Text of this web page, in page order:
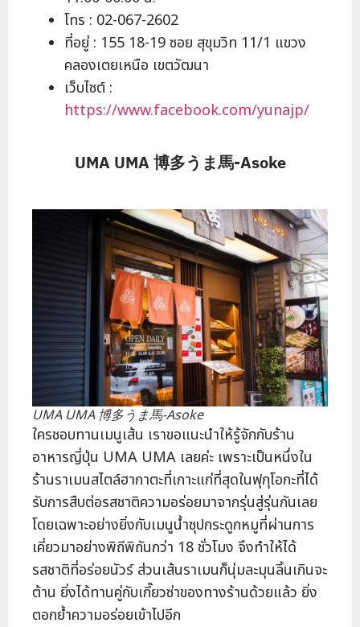
โทร : 02-067-2602
ที่อยู่ : 155 18-19 ซอย สุขุมวิท 11/1 แขวง
คลองเตยเหนือ เขตวัฒนา
เว็บไซต์ :
https://www.facebook.com/yunajp/
UMA UMA 博多うま馬-Asoke
UMA UMA 博多うま馬-Asoke
ใครชอบทานเมนูเส้น เราขอแนะนำให้รู้จักกับร้าน
อาหารญี่ปุ่น UMA UMA เลยค่ะ เพราะเป็นหนึ่งใน
ร้านราเมนสไตล์ฮากาตะที่เกาะแก่ที่สุดในฟุกุโอกะที่ได้
รับการสืบต่อรสชาติความอร่อยมาจากรุ่นสู่รุ่นกันเลย
โดยเฉพาะอย่างยิ่งกับเมนูน้ำซุปกระดูกหมูที่ผ่านการ
เคี่ยวมาอย่างพิถีพิถันกว่า 18 ชั่วโมง จึงทำให้ได้
รสชาติที่อร่อยนัวร์ ส่วนเส้นราเมนก็นุ่มละมุนลิ้นเกินจะ
ต้าน ยิ่งได้ทานคู่กับเกี๊ยวซ่าของทางร้านด้วยแล้ว ยิ่ง
ตอกย้ำความอร่อยเข้าไปอีก